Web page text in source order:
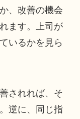
、改善の機会
ます。上司が
いるかを見ら
されれば、そ
逆に、同じ指